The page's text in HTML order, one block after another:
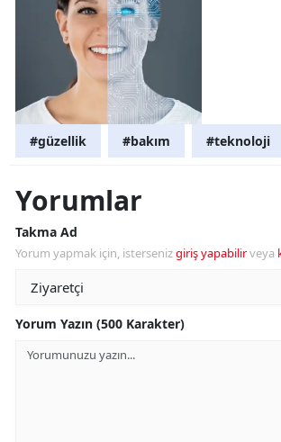
#güzellik #bakım #teknoloji
Yorumlar
Takma Ad
Yorum yapmak için, istersenizgiriş yapabilirveya
Yorum Yazın (500 Karakter)